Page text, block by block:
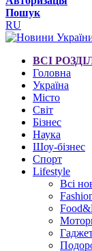
Пошук
RU
ВСІ
Головна
Україна
Місто
Світ
Бізнес
Наука
Шоу-бізнес
Спорт
Lifestyle
Всі